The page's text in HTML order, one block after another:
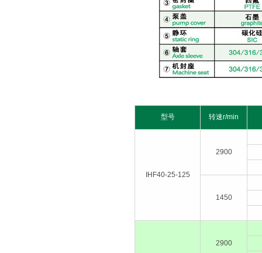
型号 转速r/min
IHF40-25-125
2900
1450
2900